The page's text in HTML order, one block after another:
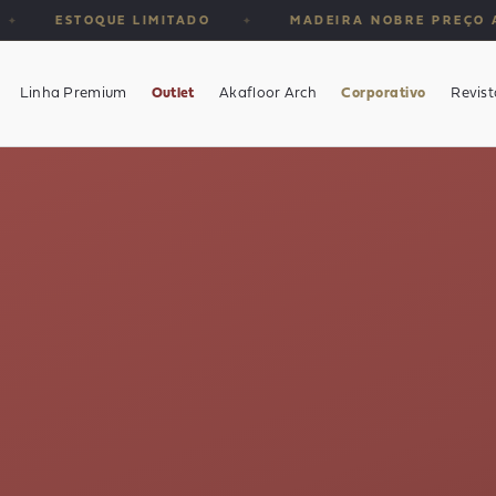
✦ MADEIRA NOBRE PREÇO ACESSÍVEL ✦
Linha Premium Outlet Akafloor Arch Corporativo